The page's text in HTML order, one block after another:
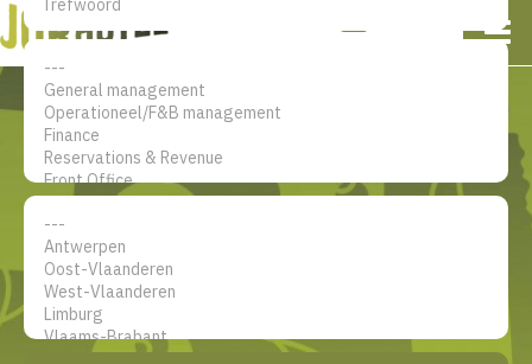
De jobsite voor hotel
professionals